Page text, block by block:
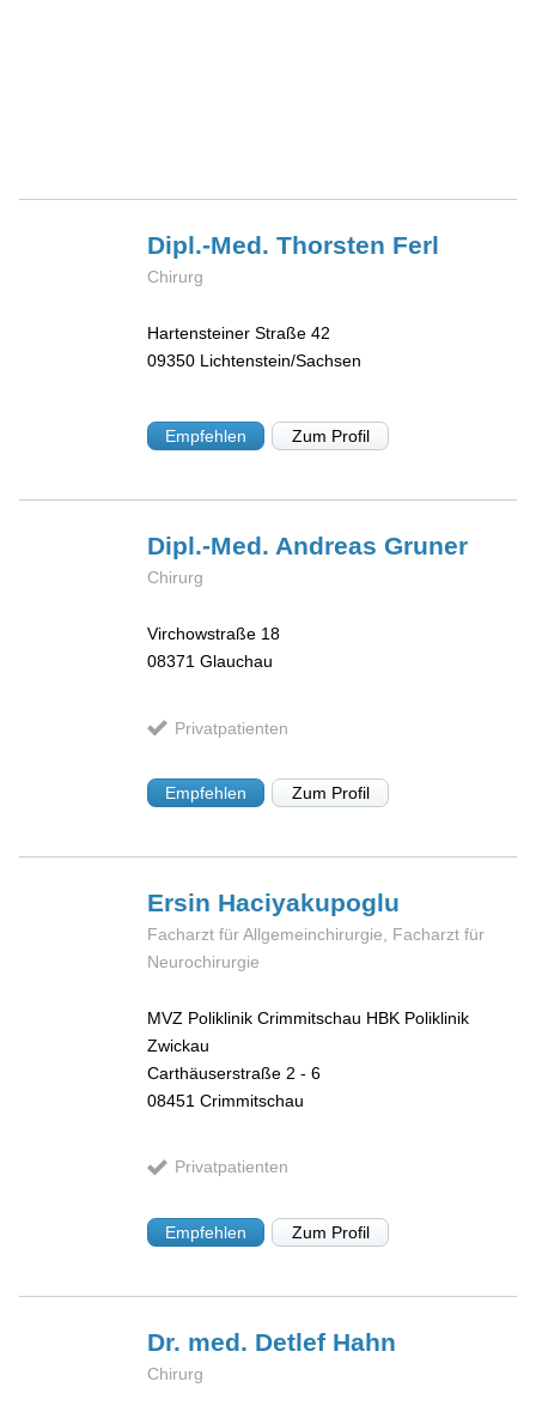
Dipl.-Med. Thorsten Ferl
Chirurg
Hartensteiner Straße 42
09350 Lichtenstein/Sachsen
Empfehlen Zum Profil
Dipl.-Med. AndreasGruner
Chirurg
Virchowstraße 18
08371 Glauchau
Privatpatienten
Empfehlen Zum Profil
Ersin Haciyakupoglu
Facharzt für Allgemeinchirurgie, Facharzt für
Neurochirurgie
MVZ Poliklinik Crimmitschau HBK Poliklinik
Zwickau
Carthäuserstraße 2 - 6
08451 Crimmitschau
Privatpatienten
Empfehlen Zum Profil
Dr. med. Detlef Hahn
Chirurg